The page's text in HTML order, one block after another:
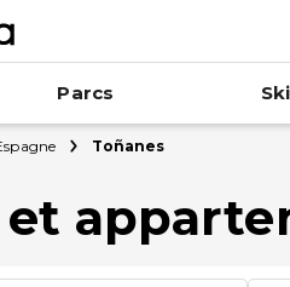
Parcs Ski
Toñanes